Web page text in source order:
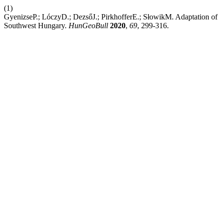
(1)
GyenizseP.; LóczyD.; DezsőJ.; PirkhofferE.; SłowikM. Adaptation
Southwest Hungary. HunGeoBull 2020, 69, 299-316.